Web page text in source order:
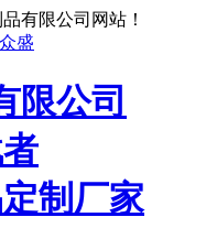
有限公司网站！
盛
制厂家